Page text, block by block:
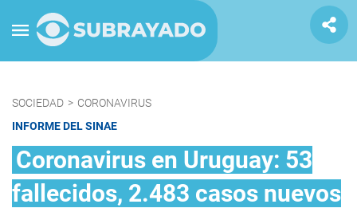
SOCIEDAD > CORONAVIRUS
INFORME DEL SINAE
Coronavirus en Uruguay: 53
fallecidos, 2.483 casos nuevos